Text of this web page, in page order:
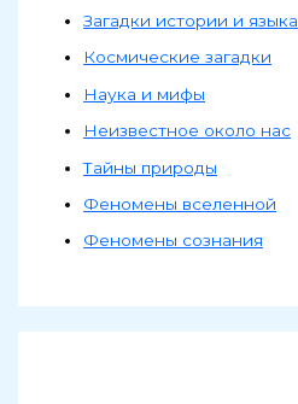
Загадки истории и языка
Космические загадки
Наука и мифы
Неизвестное около нас
Тайны природы
Феномены вселенной
Феномены сознания